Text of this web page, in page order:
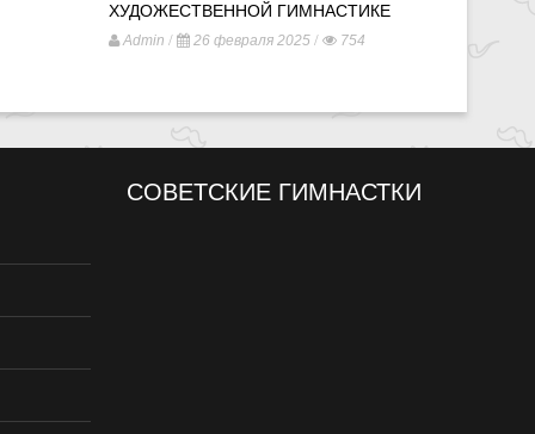
ХУДОЖЕСТВЕННОЙ ГИМНАСТИКЕ
Admin / 26 февраля 2025 / 754
СОВЕТСКИЕ ГИМНАСТКИ